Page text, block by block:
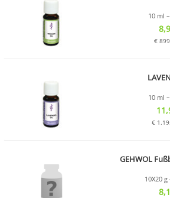
10 ml
€
10 ml
€
GEHWOL
10X20